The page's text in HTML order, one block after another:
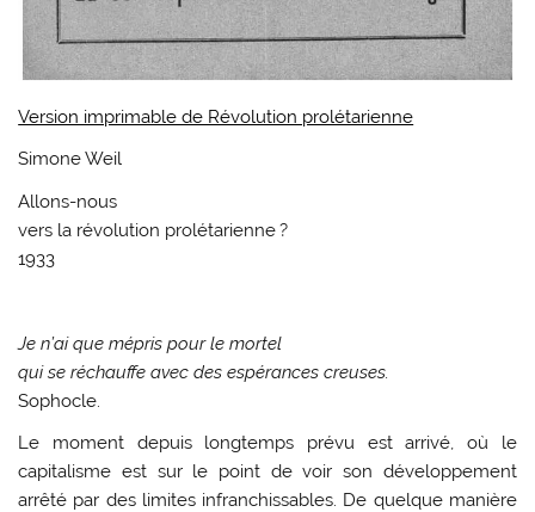
Version imprimable de Révolution prolétarienne
Simone Weil
Allons-nous
vers la révolution prolétarienne ?
1933
Je n’ai que mépris pour le mortel
qui se réchauffe avec des espérances creuses.
Sophocle.
Le moment depuis longtemps prévu est arrivé, où le
capitalisme est sur le point de voir son développement
arrêté par des limites infranchissables. De quelque manière